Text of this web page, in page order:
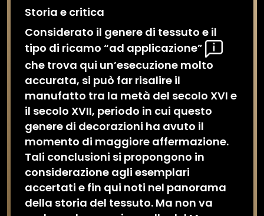
Storia e critica
Considerato il genere di tessuto e il
tipo di ricamo “ad applicazione”
che trova qui un’esecuzione molto
accurata, si può far risalire il
manufatto tra la metà del secolo XVI e
il secolo XVII, periodo in cui questo
genere di decorazioni ha avuto il
momento di maggiore affermazione.
Tali conclusioni si propongono in
considerazione agli esemplari
accertati e fin qui noti nel panorama
della storia del tessuto. Ma non va